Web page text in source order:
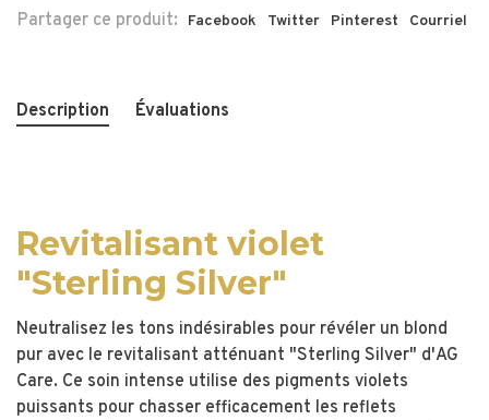
Partager ce produit: Facebook Twitter Pinterest Courriel
Description Évaluations
Revitalisant violet
"Sterling Silver"
Neutralisez les tons indésirables pour révéler un blond
pur avec le revitalisant atténuant "Sterling Silver" d'AG
Care. Ce soin intense utilise des pigments violets
puissants pour chasser efficacement les reflets